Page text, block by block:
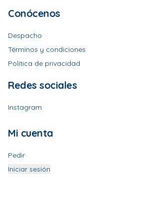
Conócenos
Despacho
Términos y condiciones
Política de privacidad
Redes sociales
Instagram
Mi cuenta
Pedir
Iniciar sesión